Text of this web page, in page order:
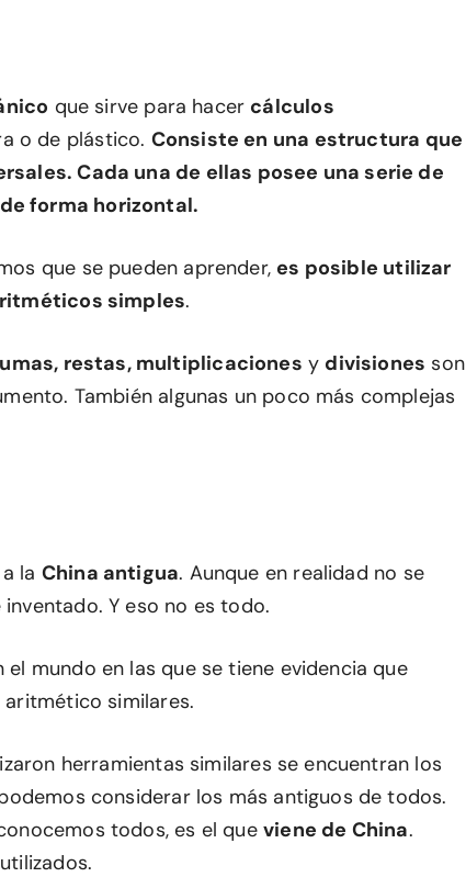
que sirve para hacer cálculos
o de plástico. Consiste en una estructura que
Cada una de ellas posee una serie de
forma horizontal.
que se pueden aprender, es posible utilizar
simples.
restas, multiplicaciones y divisiones son
También algunas un poco más complejas
la China antigua. Aunque en realidad no se
Y eso no es todo.
mundo en las que se tiene evidencia que
similares.
herramientas similares se encuentran los
considerar los más antiguos de todos.
todos, es el que viene de China.